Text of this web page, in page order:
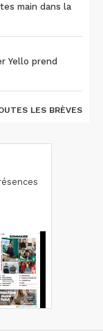
main dans la
Yello prend
LES BRÈVES